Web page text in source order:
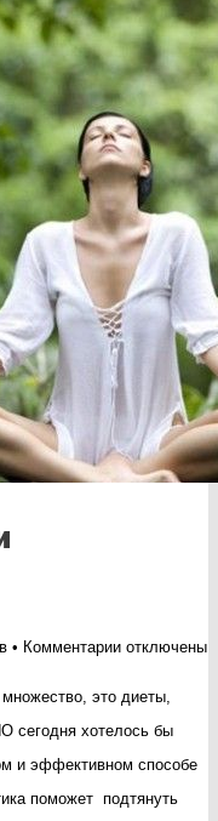
• Комментариикотключены
это диеты,
сегодня хотелось бы
и эффективном способе
поможет подтянуть